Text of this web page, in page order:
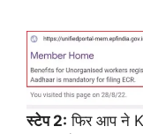
स्टेप 2: फिर आप ने